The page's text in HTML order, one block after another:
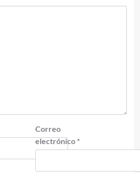
Correo
electrónico *